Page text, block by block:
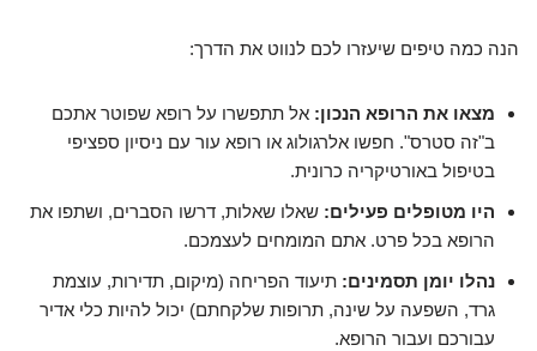
הנה כמה טיפים שיעזרו לכם לנווט את הדרך:
מצאו את הרופא הנכון: אל תתפשרו על רופא שפוטר אתכם
ב"זה סטרס". חפשו אלרגולוג או רופא עור עם ניסיון ספציפי
בטיפול באורטיקריה כרונית.
היו מטופלים פעילים: שאלו שאלות, דרשו הסברים, ושתפו את
הרופא בכל פרט. אתם המומחים לעצמכם.
נהלו יומן תסמינים: תיעוד הפריחה (מיקום, תדירות, עוצמת
גרד, השפעה על שינה, תרופות שלקחתם) יכול להיות כלי אדיר
עבורכם ועבור הרופא.